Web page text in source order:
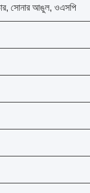
সোনার আঙুল, ওএসপি